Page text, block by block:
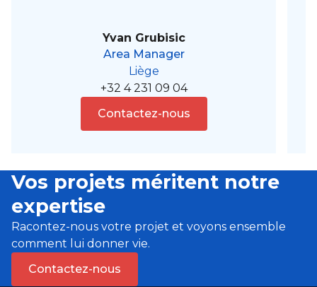
Yvan Grubisic
Area Manager
Liège
+32 4 231 09 04
Contactez-nous
Vos projets méritent notre
expertise
Racontez-nous votre projet et voyons ensemble
comment lui donner vie.
Contactez-nous